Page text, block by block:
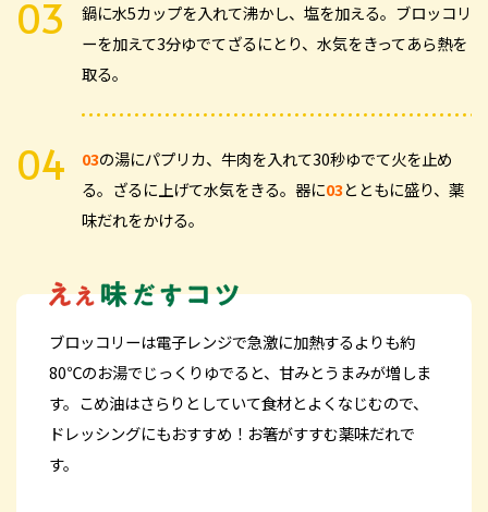
鍋に水5カップを入れて沸かし、塩を加える。ブロッコリ
ーを加えて3分ゆでてざるにとり、水気をきってあら熱を
取る。
03の湯にパプリカ、牛肉を入れて30秒ゆでて火を止め
る。ざるに上げて水気をきる。器に03とともに盛り、薬
味だれをかける。
ブロッコリーは電子レンジで急激に加熱するよりも約
80℃のお湯でじっくりゆでると、甘みとうまみが増しま
す。こめ油はさらりとしていて食材とよくなじむので、
ドレッシングにもおすすめ！お箸がすすむ薬味だれで
す。